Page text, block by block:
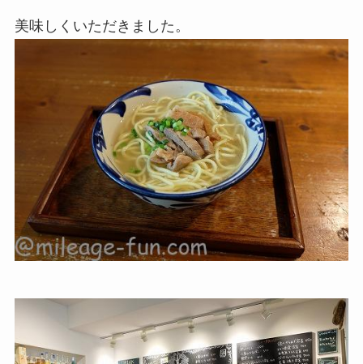
美味しくいただきました。